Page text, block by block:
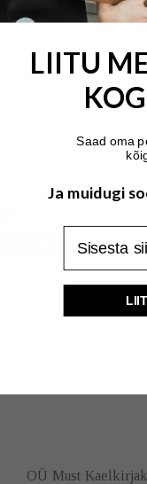
OÜ Must Kaelkirjak
LIITU
Saad oma
Ja muidugi